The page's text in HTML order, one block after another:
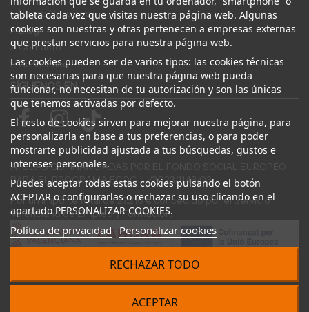
Sobre Nosotros
Blog
Contacto
Canal Ético
tableta cada vez que visitas nuestra página web. Algunas
cookies son nuestras y otras pertenecen a empresas externas
que prestan servicios para nuestra página web.
Las cookies pueden ser de varios tipos: las cookies técnicas
son necesarias para que nuestra página web pueda
funcionar, no necesitan de tu autorización y son las únicas
que tenemos activadas por defecto.
El resto de cookies sirven para mejorar nuestra página, para
personalizarla en base a tus preferencias, o para poder
mostrarte publicidad ajustada a tus búsquedas, gustos e
intereses personales.
Puedes aceptar todas estas cookies pulsando el botón
ACEPTAR o configurarlas o rechazar su uso clicando en el
apartado PERSONALIZAR COOKIES.
Política de privacidad Personalizar cookies
RECHAZAR TODO
ACEPTAR
SÍGUENOS EN
AYUDAS COFINANCIADAS POR EL FONDO SOCIAL EUROPEO
PARA EL PROGRAMA ECOGJU/2023/1143/03
Por un importe total de 27.216 € concedido por el Servicio
Valenciano de Empleo y Formación.
Desarrollado porSeintosoft